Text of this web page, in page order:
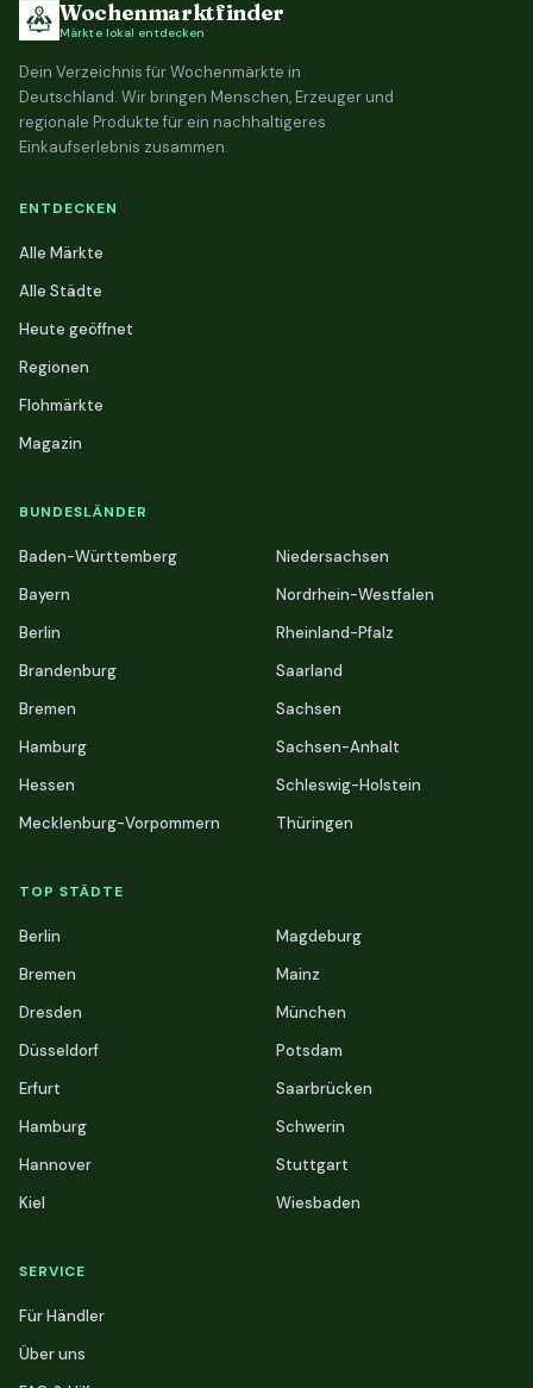
Wochenmarktfinder
Märkte lokal entdecken
Dein Verzeichnis für Wochenmärkte in
Deutschland. Wir bringen Menschen, Erzeuger und
regionale Produkte für ein nachhaltigeres
Einkaufserlebnis zusammen.
ENTDECKEN
Alle Märkte
Alle Städte
Heute geöffnet
Regionen
Flohmärkte
Magazin
BUNDESLÄNDER
Baden-Württemberg
Bayern
Berlin
Brandenburg
Bremen
Hamburg
Hessen
Mecklenburg-Vorpommern
Niedersachsen
Nordrhein-Westfalen
Rheinland-Pfalz
Saarland
Sachsen
Sachsen-Anhalt
Schleswig-Holstein
Thüringen
TOP STÄDTE
Berlin
Bremen
Dresden
Düsseldorf
Erfurt
Hamburg
Hannover
Kiel
Magdeburg
Mainz
München
Potsdam
Saarbrücken
Schwerin
Stuttgart
Wiesbaden
SERVICE
Für Händler
Über uns